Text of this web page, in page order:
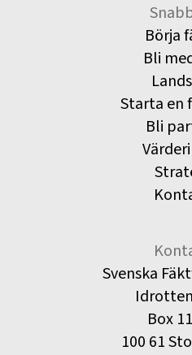
Börja
Bli
Starta en
Bli
Svenska
Box
100 61